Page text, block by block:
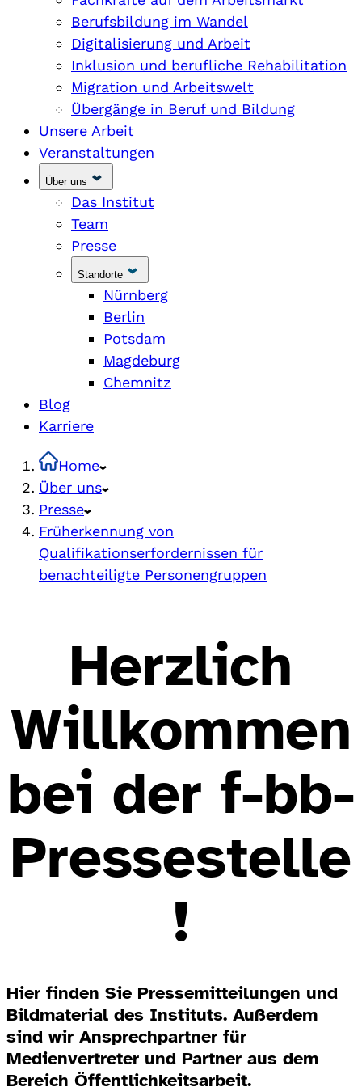
Berufsbildung im Wandel
Digitalisierung und Arbeit
Inklusion und berufliche Rehabilitation
Migration und Arbeitswelt
Übergänge in Beruf und Bildung
Unsere Arbeit
Veranstaltungen
Über uns
Das Institut
Team
Presse
Standorte
Nürnberg
Berlin
Potsdam
Magdeburg
Chemnitz
Blog
Karriere
Home
Über uns
Presse
Früherkennung von
Qualifikationserfordernissen für
benachteiligte Personengruppen
Herzlich
Willkommen
bei der f-bb-
Pressestelle
!
Hier finden Sie Pressemitteilungen und
Bildmaterial des Instituts. Außerdem
sind wir Ansprechpartner für
Medienvertreter und Partner aus dem
Bereich Öffentlichkeitsarbeit.